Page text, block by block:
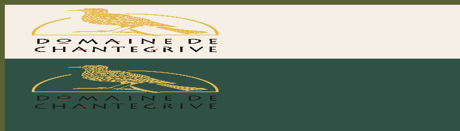
springen